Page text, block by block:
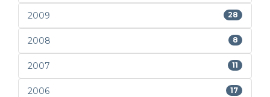
2009 28
2008 8
2007 11
2006 17